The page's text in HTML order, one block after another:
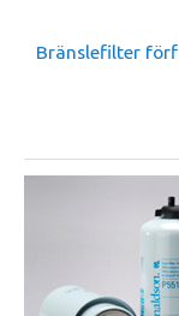
Bränslefilter